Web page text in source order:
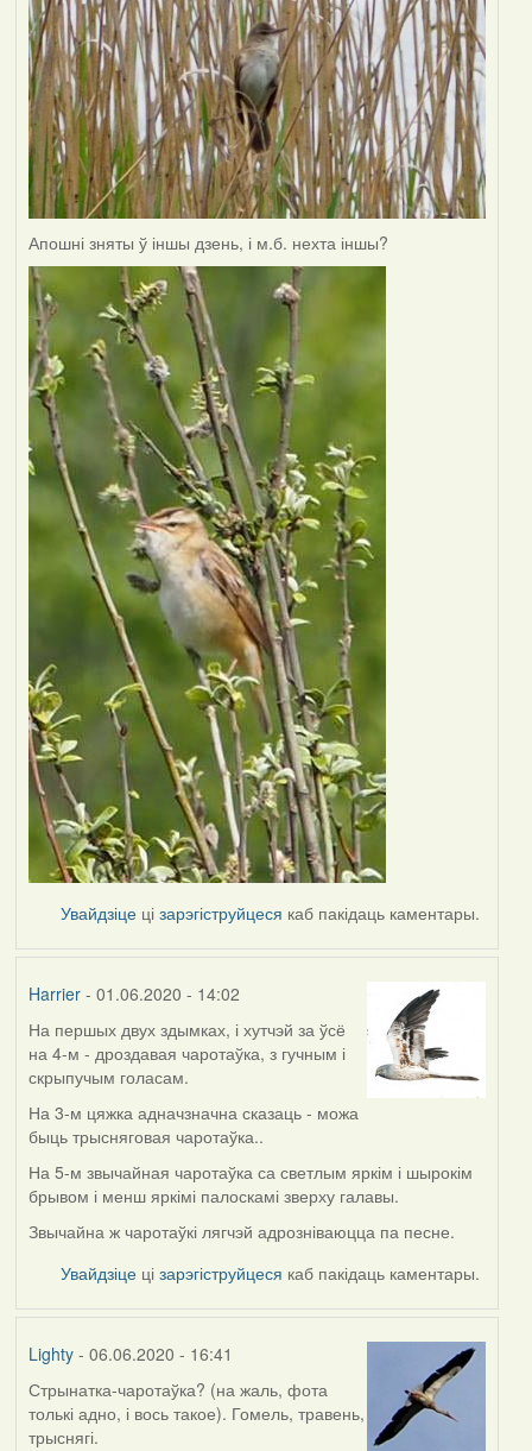
Апошні зняты ў іншы дзень, і м.б. нехта іншы?
Увайдзіце цізарэгіструйцеся каб пакідаць каментары.
Harrier- 01.06.2020 - 14:02
In
reply
to
by
Lighty
На першых двух здымках, і хутчэй за ўсё
на 4-м - дроздавая чаротаўка, з гучным і
скрыпучым голасам.
На 3-м цяжка адначзначна сказаць - можа
быць трысняговая чаротаўка..
На 5-м звычайная чаротаўка са светлым яркім і шырокім
брывом і менш яркімі палоскамі зверху галавы.
Звычайна ж чаротаўкі лягчэй адрозніваюцца па песне.
Увайдзіце цізарэгіструйцеся каб пакідаць каментары.
Lighty- 06.06.2020 - 16:41
Стрынатка-чаротаўка? (на жаль, фота
толькі адно, і вось такое). Гомель, травень,
трыснягі.